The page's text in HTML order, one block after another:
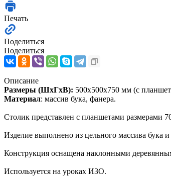
Печать
Поделиться
Поделиться
Описание
Размеры (ШхГхВ): 500х500х750 мм (с
Материал: массив бука, фанера.
Столик представлен с планшетами размерами
Изделие выполнено из цельного массива бука
Конструкция оснащена наклонными
Используется на уроках ИЗО.